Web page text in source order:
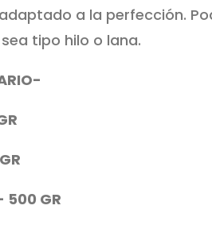
a la perfección.
tipo hilo o lana.
500 GR